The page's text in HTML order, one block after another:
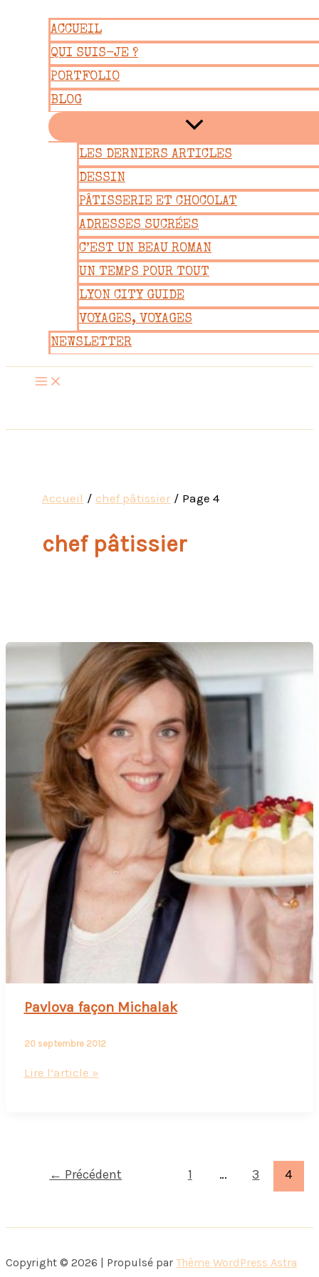
contenu
ACCUEIL
QUI SUIS-JE ?
PORTFOLIO
BLOG
LES DERNIERS ARTICLES
DESSIN
PÂTISSERIE ET CHOCOLAT
ADRESSES SUCRÉES
C’EST UN BEAU ROMAN
UN TEMPS POUR TOUT
LYON CITY GUIDE
VOYAGES, VOYAGES
NEWSLETTER
Accueil chef pâtissier Page 4
chef pâtissier
Pavlova façon Michalak
20 septembre 2012
Pavlova
Lire l’article »
← Précédent 1 … 3 4
Copyright © 2026 | Propulsé par Thème WordPress Astra